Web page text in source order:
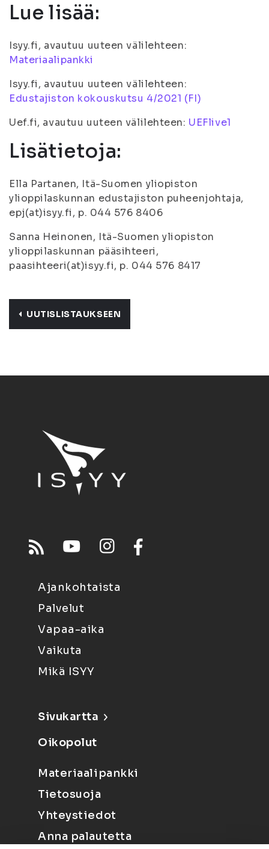
Lue lisää:
Isyy.fi, avautuu uuteen välilehteen:
Materiaalipankki
Isyy.fi, avautuu uuteen välilehteen:
Edustajiston kokouskutsu 4/2021 (FI)
Uef.fi, avautuu uuteen välilehteen: UEFlive1
Lisätietoja:
Ella Partanen, Itä-Suomen yliopiston
ylioppilaskunnan edustajiston puheenjohtaja,
epj(at)isyy.fi, p. 044 576 8406
Sanna Heinonen, Itä-Suomen yliopiston
ylioppilaskunnan pääsihteeri,
paasihteeri(at)isyy.fi, p. 044 576 8417
UUTISLISTAUKSEEN
Ajankohtaista
Palvelut
Vapaa-aika
Vaikuta
Mikä ISYY
Sivukartta
Oikopolut
Materiaalipankki
Tietosuoja
Yhteystiedot
Anna palautetta